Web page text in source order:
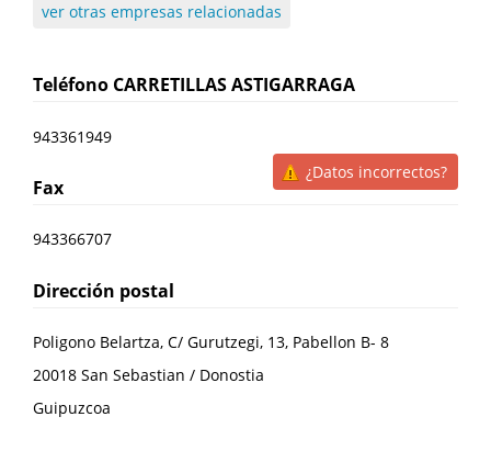
ver otras empresas relacionadas
Teléfono CARRETILLAS ASTIGARRAGA
943361949
¿Datos incorrectos?
Fax
943366707
Dirección postal
Poligono Belartza, C/ Gurutzegi, 13, Pabellon B- 8
20018 San Sebastian / Donostia
Guipuzcoa